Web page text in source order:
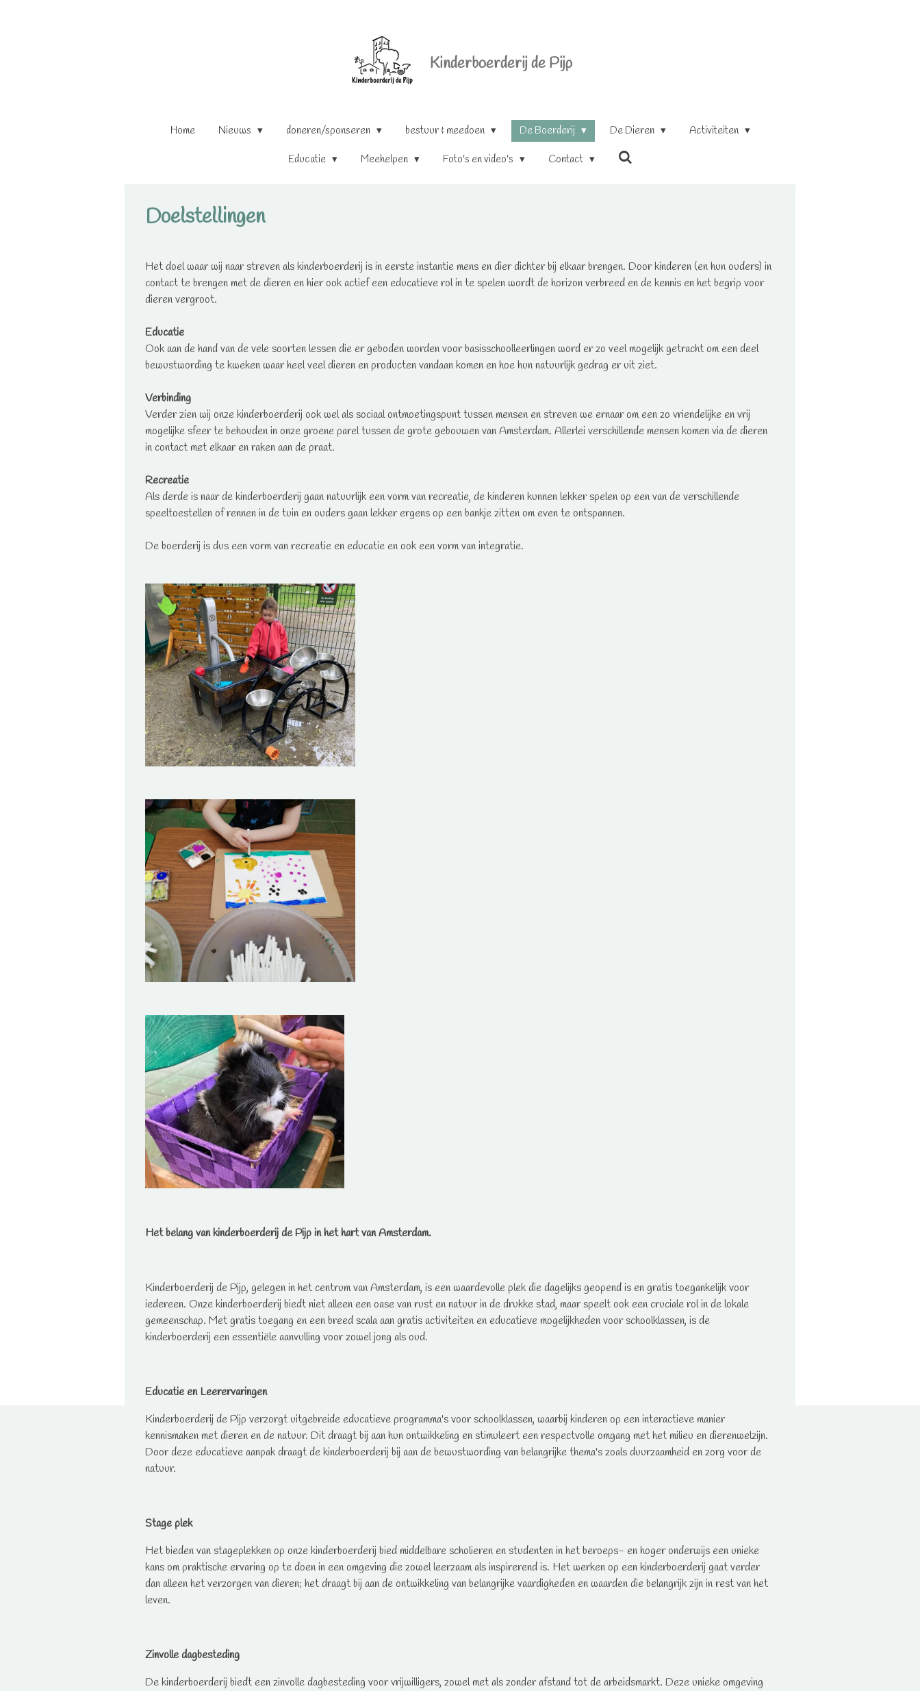
Kinderboerderij de Pijp
Home Nieuws doneren/sponseren bestuur & meedoen De Boerderij De Dieren Activiteiten
Educatie Meehelpen Foto's en video's Contact
Doelstellingen
Het doel waar wij naar streven als kinderboerderij is in eerste instantie mens en dier dichter bij elkaar brengen. Door kinderen (en hun ouders) in
contact te brengen met de dieren en hier ook actief een educatieve rol in te spelen wordt de horizon verbreed en de kennis en het begrip voor
dieren vergroot.
Educatie
Ook aan de hand van de vele soorten lessen die er geboden worden voor basisschoolleerlingen word er zo veel mogelijk getracht om een deel
bewustwording te kweken waar heel veel dieren en producten vandaan komen en hoe hun natuurlijk gedrag er uit ziet.
Verbinding
Verder zien wij onze kinderboerderij ook wel als sociaal ontmoetingspunt tussen mensen en streven we ernaar om een zo vriendelijke en vrij
mogelijke sfeer te behouden in onze groene parel tussen de grote gebouwen van Amsterdam. Allerlei verschillende mensen komen via de dieren
in contact met elkaar en raken aan de praat.
Recreatie
Als derde is naar de kinderboerderij gaan natuurlijk een vorm van recreatie, de kinderen kunnen lekker spelen op een van de verschillende
speeltoestellen of rennen in de tuin en ouders gaan lekker ergens op een bankje zitten om even te ontspannen.
De boerderij is dus een vorm van recreatie en educatie en ook een vorm van integratie.
Het belang van kinderboerderij de Pijp in het hart van Amsterdam.
Kinderboerderij de Pijp, gelegen in het centrum van Amsterdam, is een waardevolle plek die dagelijks geopend is en gratis toegankelijk voor
iedereen. Onze kinderboerderij biedt niet alleen een oase van rust en natuur in de drukke stad, maar speelt ook een cruciale rol in de lokale
gemeenschap. Met gratis toegang en een breed scala aan gratis activiteiten en educatieve mogelijkheden voor schoolklassen, is de
kinderboerderij een essentiële aanvulling voor zowel jong als oud.
Educatie en Leerervaringen
Kinderboerderij de Pijp verzorgt uitgebreide educatieve programma's voor schoolklassen, waarbij kinderen op een interactieve manier
kennismaken met dieren en de natuur. Dit draagt bij aan hun ontwikkeling en stimuleert een respectvolle omgang met het milieu en dierenwelzijn.
Door deze educatieve aanpak draagt de kinderboerderij bij aan de bewustwording van belangrijke thema's zoals duurzaamheid en zorg voor de
natuur.
Stage plek
Het bieden van stageplekken op onze kinderboerderij bied middelbare scholieren en studenten in het beroeps- en hoger onderwijs een unieke
kans om praktische ervaring op te doen in een omgeving die zowel leerzaam als inspirerend is. Het werken op een kinderboerderij gaat verder
dan alleen het verzorgen van dieren; het draagt bij aan de ontwikkeling van belangrijke vaardigheden en waarden die belangrijk zijn in rest van het
leven.
Zinvolle dagbesteding
De kinderboerderij biedt een zinvolle dagbesteding voor vrijwilligers, zowel met als zonder afstand tot de arbeidsmarkt. Deze unieke omgeving